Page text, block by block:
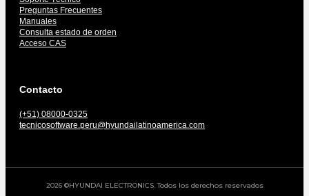
Preguntas Frecuentes
Manuales
Consulta estado de orden
Acceso CAS
Contacto
(+51) 08000-0325
tecnicosoftware.peru@hyundailatinoamerica.com
2026 ©HYUNDAI ELECTRONICS. Todos los derechos reservados